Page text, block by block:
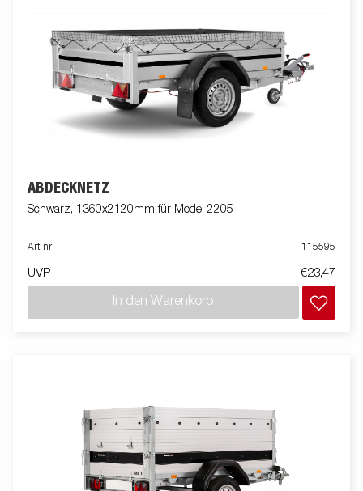
ABDECKNETZ
Schwarz, 1360x2120mm für Model 2205
Art nr 115595
UVP €23,47
In den Warenkorb